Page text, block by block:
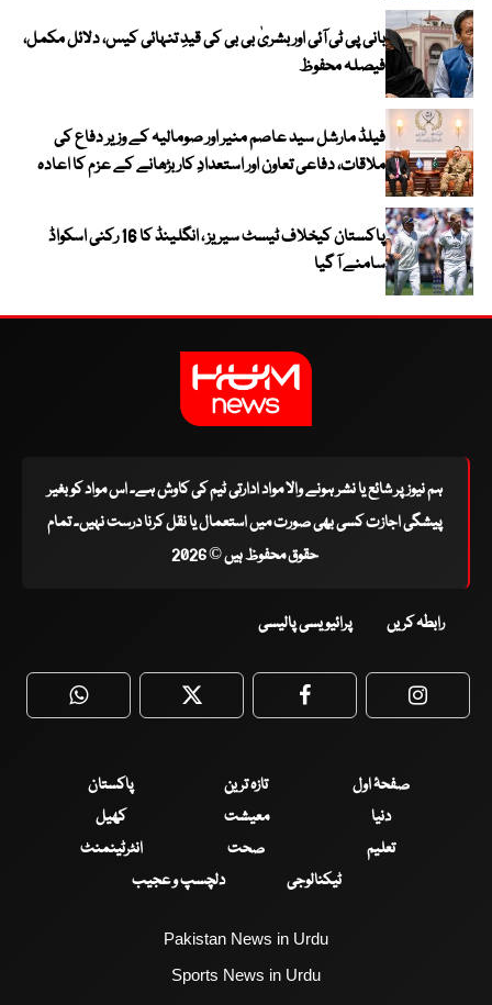
بانی پی ٹی آئی اور بشریٰ بی بی کی قیدِ تنہائی کیس، دلائل مکمل،
فیصلہ محفوظ
فیلڈ مارشل سید عاصم منیر اور صومالیہ کے وزیر دفاع کی
ملاقات، دفاعی تعاون اور استعدادِ کار بڑھانے کے عزم کا اعادہ
پاکستان کیخلاف ٹیسٹ سیریز ، انگلینڈ کا 16 رکنی اسکواڈ
سامنے آ گیا
ہم نیوز پر شائع یا نشر ہونے والا مواد ادارتی ٹیم کی کاوش ہے۔ اس مواد کو بغیر
پیشگی اجازت کسی بھی صورت میں استعمال یا نقل کرنا درست نہیں۔ تمام
حقوق محفوظ ہیں © 2026
رابطہ کریں پرائیویسی پالیسی
WhatsApp Twitter Facebook
صفحۂ اول تازہ ترین
پاکستان
دنیا
معیشت
کھیل
تعلیم
صحت
انٹرٹینمنٹ
ٹیکنالوجی
دلچسپ و عجیب
Pakistan News in Urdu
Sports News in Urdu